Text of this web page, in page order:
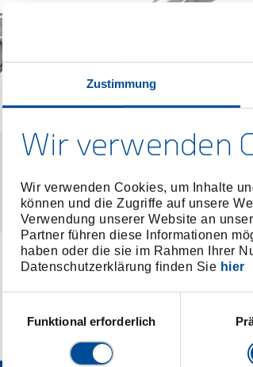
Zustimmung
Wir verwenden
Wir verwenden Cookies, um Inhalte
können und die Zugriffe auf unsere
Verwendung unserer Website an
Partner führen diese Informationen
haben oder die sie im Rahmen Ihrer
Datenschutzerklärung finden Sie hier
Funktional erforderlich